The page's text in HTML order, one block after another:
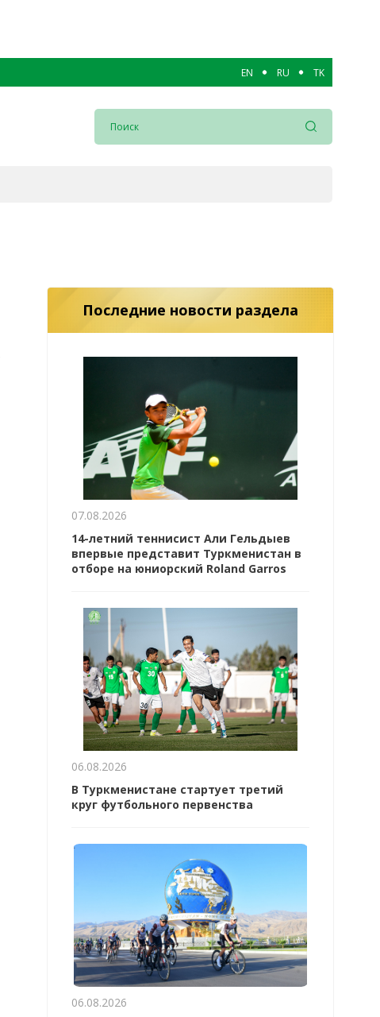
EN RU TK
Последние новости раздела
07.08.2026
14-летний теннисист Али Гельдыев
впервые представит Туркменистан в
отборе на юниорский Roland Garros
06.08.2026
В Туркменистане стартует третий
круг футбольного первенства
06.08.2026